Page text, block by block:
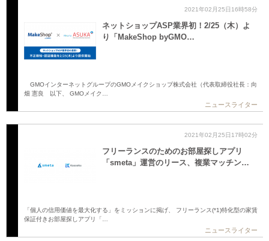
2021年02月25日16時58分
ネットショップASP業界初！2/25（木）よ
り「MakeShop byGMO…
GMOインターネットグループのGMOメイクショップ株式会社（代表取締役社長：向
畑 憲良 以下、 GMOメイク…
ニュースライター
2021年02月25日17時02分
フリーランスのためのお部屋探しアプリ
「smeta」運営のリース、複業マッチン…
「個人の信用価値を最大化する」をミッションに掲げ、 フリーランス(*1)特化型の家賃
保証付きお部屋探しアプリ「…
ニュースライター